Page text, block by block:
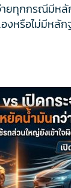
ายทุกกรณีมีห
งหรือไม่มีหลัก